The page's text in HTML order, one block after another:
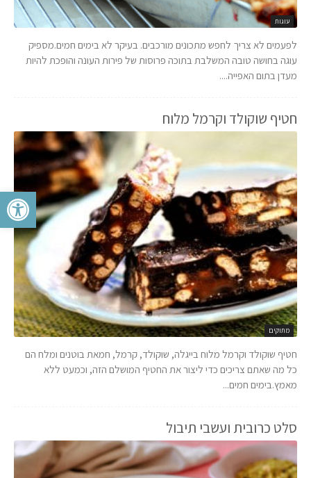
פתח
עוגות
לפעמים לא צריך לחפש מתכונים מורכבים. בעיקר לא בימים חמים.מספיק
עוגה בחושה טובה המשלבת בתוכה פרוסות של פירות העונה והופכת להיות
מעדן בתום האפייה....
חטיף שוקולד וקרמל מלוח
מתוקים
חטיף שוקולד וקרמל מלוח בייגלה, שוקולד, קרמל, חמאת בוטנים ומלח הם
כל מה שאתם צריכים כדי ליצור את החטיף המושלם הזה, וכמעט ללא
מאמץ.בימים חמים...
סלט כרובית ועשבי תיבול